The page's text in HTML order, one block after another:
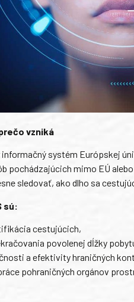
vzniká
informačný systém Európskej
pochádzajúcich mimo EÚ
sledovať, ako dlho sa
sú:
cestujúcich,
povolenej dĺžky
a efektivity hraničných
pohraničných orgánov